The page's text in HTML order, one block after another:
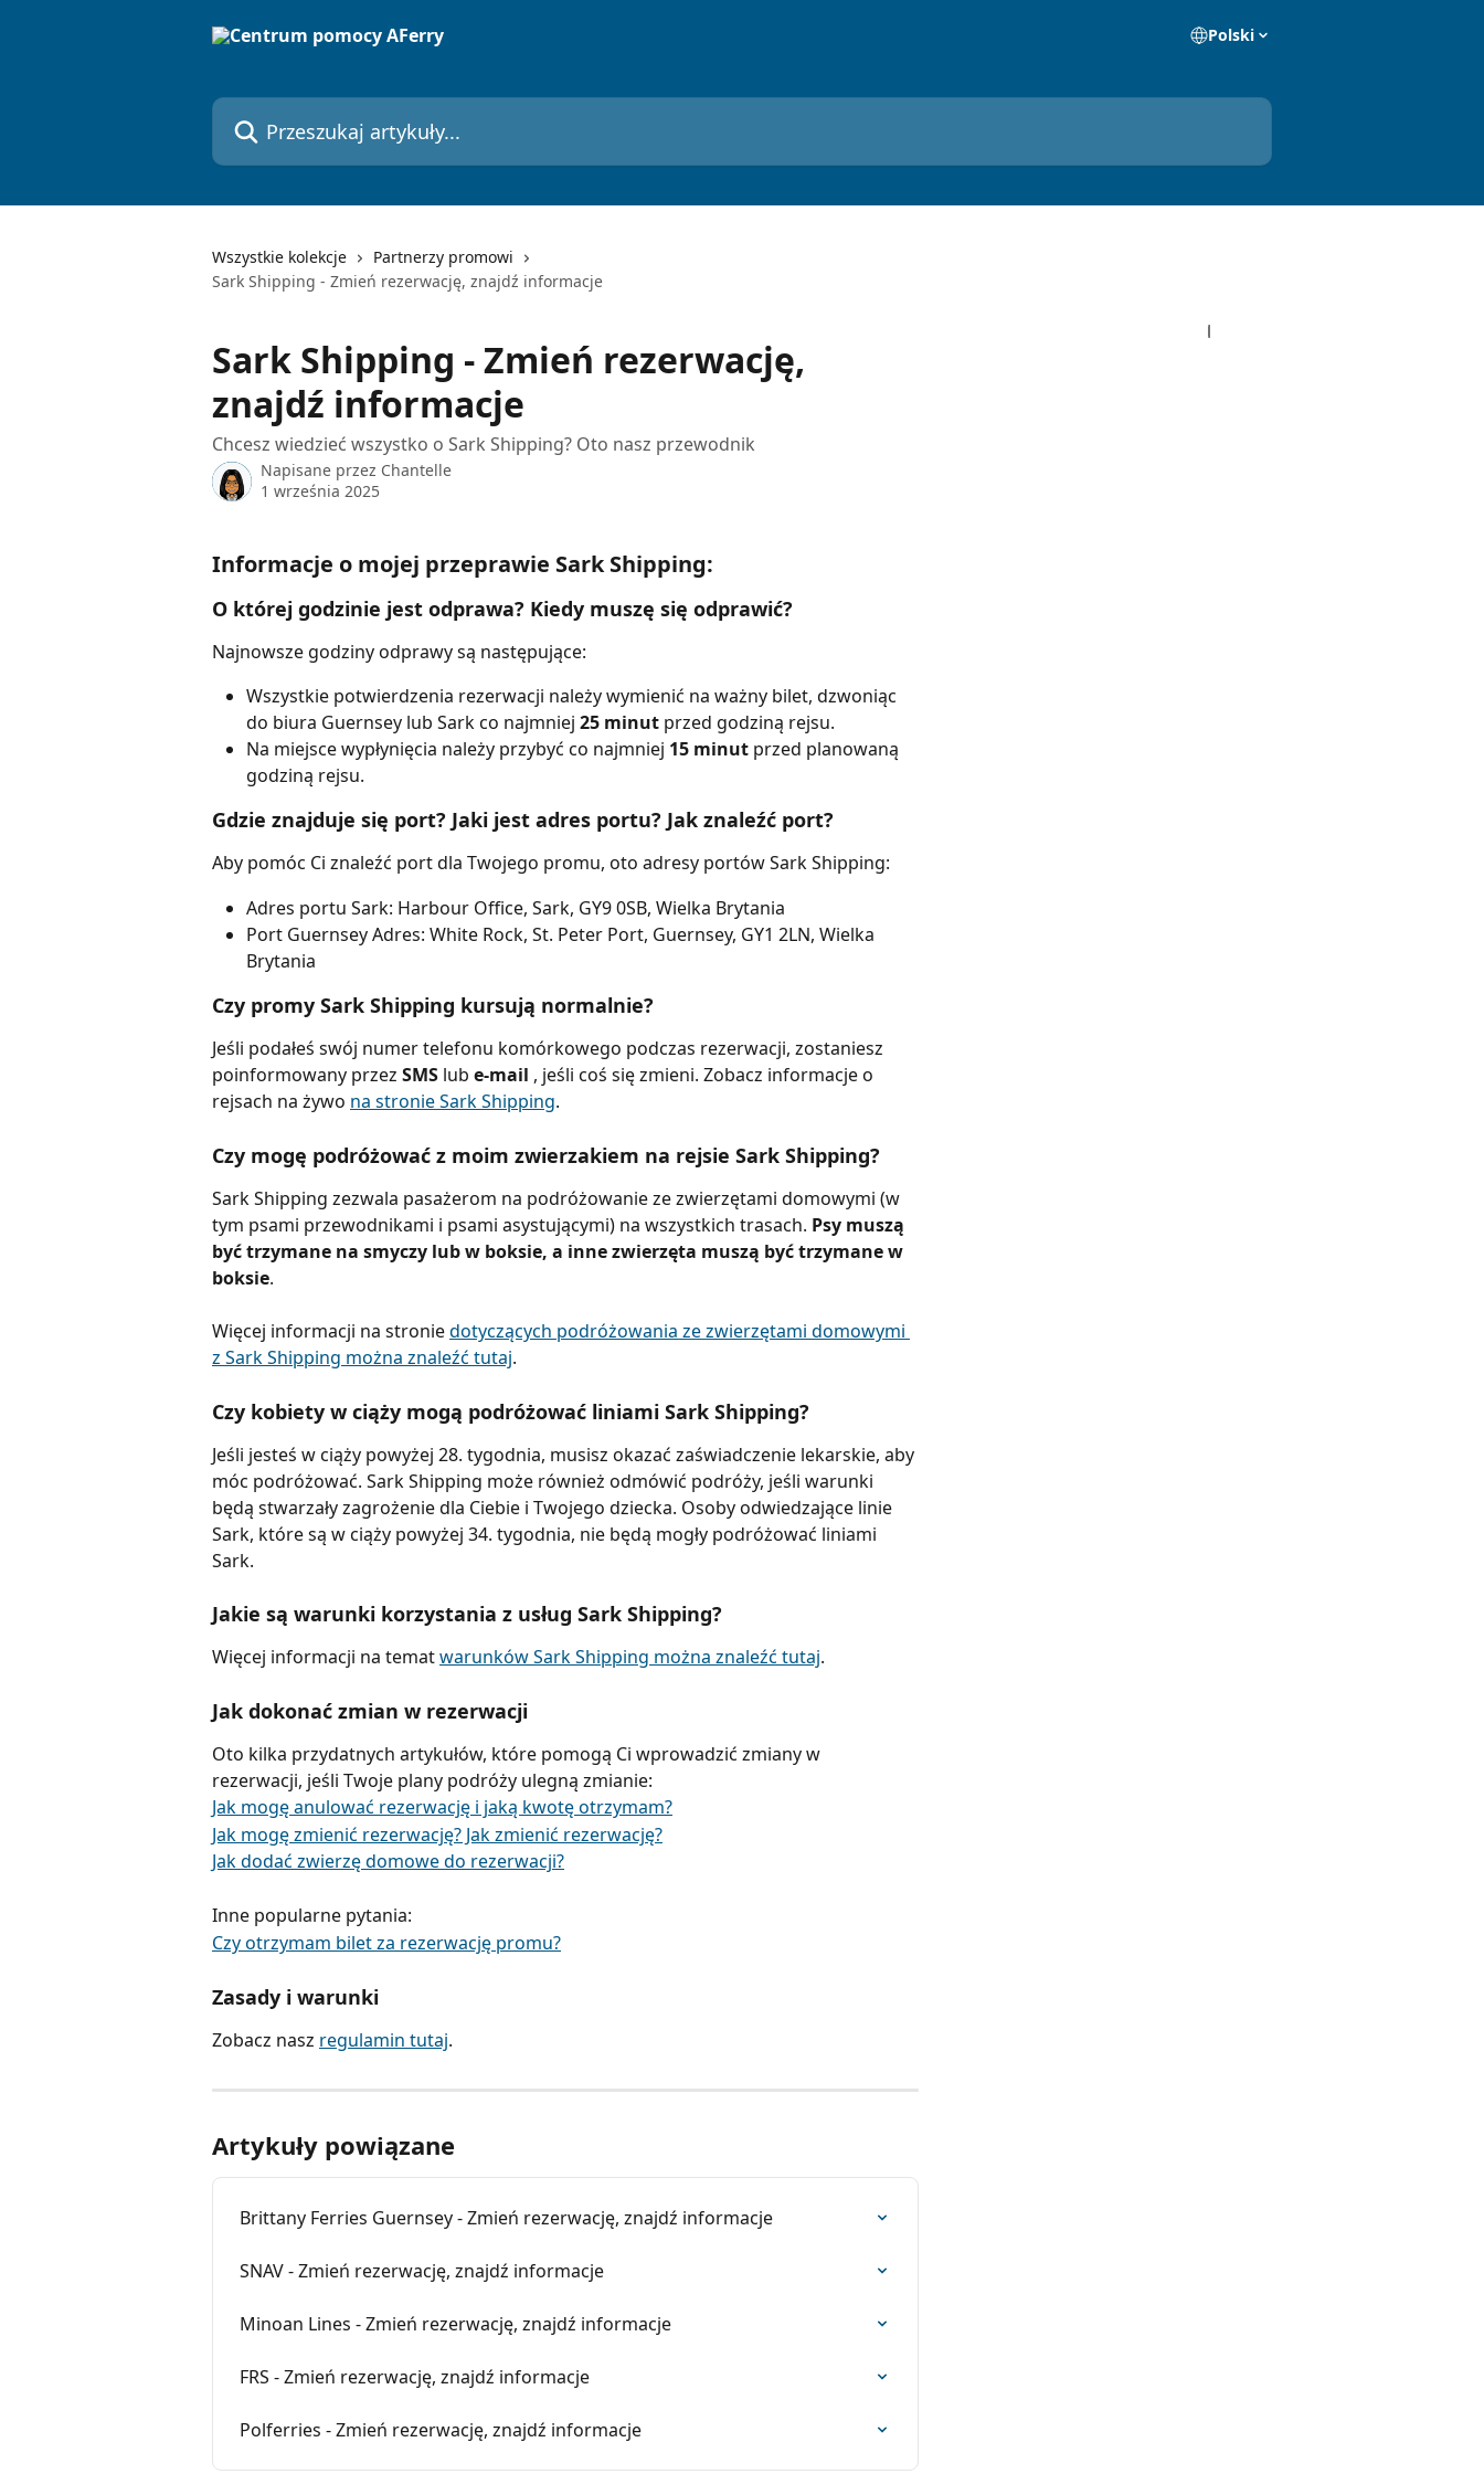
Polski
Przeszukaj artykuły...
Wszystkie kolekcje
Partnerzy promowi
Sark Shipping - Zmień rezerwację, znajdź informacje
Sark Shipping - Zmień rezerwację,
znajdź informacje
Chcesz wiedzieć wszystko o Sark Shipping? Oto nasz przewodnik
Napisane przez Chantelle
1 września 2025
Informacje o mojej przeprawie Sark Shipping:
O której godzinie jest odprawa? Kiedy muszę się odprawić?
Najnowsze godziny odprawy są następujące:
Wszystkie potwierdzenia rezerwacji należy wymienić na ważny bilet, dzwoniąc
do biura Guernsey lub Sark co najmniej 25 minut przed godziną rejsu.
Na miejsce wypłynięcia należy przybyć co najmniej 15 minut przed planowaną
godziną rejsu.
Gdzie znajduje się port? Jaki jest adres portu? Jak znaleźć port?
Aby pomóc Ci znaleźć port dla Twojego promu, oto adresy portów Sark Shipping:
Adres portu Sark: Harbour Office, Sark, GY9 0SB, Wielka Brytania
Port Guernsey Adres: White Rock, St. Peter Port, Guernsey, GY1 2LN, Wielka
Brytania
Czy promy Sark Shipping kursują normalnie?
Jeśli podałeś swój numer telefonu komórkowego podczas rezerwacji, zostaniesz
poinformowany przez SMS lub e-mail , jeśli coś się zmieni. Zobacz informacje o
rejsach na żywo na stronie Sark Shipping.
Czy mogę podróżować z moim zwierzakiem na rejsie Sark Shipping?
Sark Shipping zezwala pasażerom na podróżowanie ze zwierzętami domowymi (w
tym psami przewodnikami i psami asystującymi) na wszystkich trasach. Psy muszą
być trzymane na smyczy lub w boksie, a inne zwierzęta muszą być trzymane w
boksie.
Więcej informacji na stronie dotyczących podróżowania ze zwierzętami domowymi
z Sark Shipping można znaleźć tutaj.
Czy kobiety w ciąży mogą podróżować liniami Sark Shipping?
Jeśli jesteś w ciąży powyżej 28. tygodnia, musisz okazać zaświadczenie lekarskie, aby
móc podróżować. Sark Shipping może również odmówić podróży, jeśli warunki
będą stwarzały zagrożenie dla Ciebie i Twojego dziecka. Osoby odwiedzające linie
Sark, które są w ciąży powyżej 34. tygodnia, nie będą mogły podróżować liniami
Sark.
Jakie są warunki korzystania z usług Sark Shipping?
Więcej informacji na temat warunków Sark Shipping można znaleźć tutaj.
Jak dokonać zmian w rezerwacji
Oto kilka przydatnych artykułów, które pomogą Ci wprowadzić zmiany w
rezerwacji, jeśli Twoje plany podróży ulegną zmianie:
Jak mogę anulować rezerwację i jaką kwotę otrzymam?
Jak mogę zmienić rezerwację? Jak zmienić rezerwację?
Jak dodać zwierzę domowe do rezerwacji?
Inne popularne pytania:
Czy otrzymam bilet za rezerwację promu?
Zasady i warunki
Zobacz nasz regulamin tutaj.
Artykuły powiązane
Brittany Ferries Guernsey - Zmień rezerwację, znajdź informacje
SNAV - Zmień rezerwację, znajdź informacje
Minoan Lines - Zmień rezerwację, znajdź informacje
FRS - Zmień rezerwację, znajdź informacje
Polferries - Zmień rezerwację, znajdź informacje